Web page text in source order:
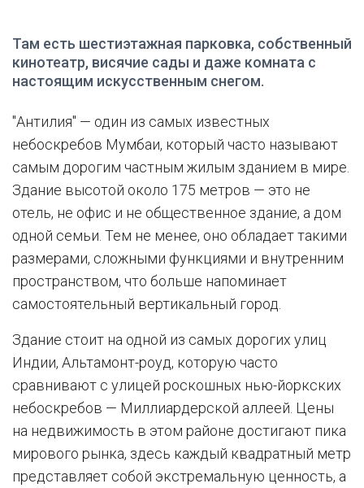
Там есть шестиэтажная парковка, собственный
кинотеатр, висячие сады и даже комната с
настоящим искусственным снегом.
"Антилия" — один из самых известных
небоскребов Мумбаи, который часто называют
самым дорогим частным жилым зданием в мире.
Здание высотой около 175 метров — это не
отель, не офис и не общественное здание, а дом
одной семьи. Тем не менее, оно обладает такими
размерами, сложными функциями и внутренним
пространством, что больше напоминает
самостоятельный вертикальный город.
Здание стоит на одной из самых дорогих улиц
Индии, Альтамонт-роуд, которую часто
сравнивают с улицей роскошных нью-йоркских
небоскребов — Миллиардерской аллеей. Цены
на недвижимость в этом районе достигают пика
мирового рынка, здесь каждый квадратный метр
представляет собой экстремальную ценность, а